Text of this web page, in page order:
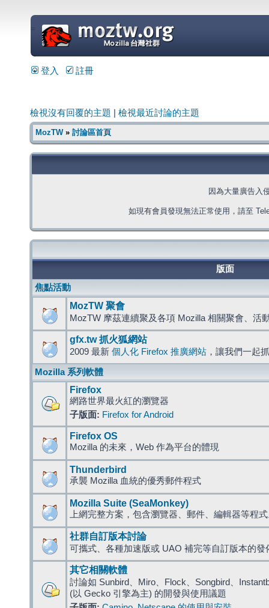
=
登入 註冊
檢視沒有回覆的主題 檢視最近討論的主題
MozTW» 討論區首頁
因為大量廣告入
如現有會員發現無法正常使用，請至
版面
焦點活動
MozTW 聚會
MozTW 摩茲連續聚及各項 Mozilla 相關聚會、活
gfx.tw 抓火狐網站
2009 最新 個人化 Firefox 推廣網站 ，讓我們一起
Mozilla 系列軟體
Firefox
網路世界最火紅的瀏覽器
子版面: Firefox for Android
Firefox OS
Mozilla 的未來，Web 作為平台的體現
Thunderbird
承襲 Mozilla 血統的優秀郵件程式
Mozilla Suite (SeaMonkey)
上網完整方案，包含瀏覽器、郵件、編輯器等程
社群自訂版本討論
可攜式、各種加速版或 UAO 補完等自訂版本的發
其它相關軟體
討論如 Sunbird、Miro、Flock、Songbird、
(以 Gecko 引擎為主) 的開發與使用議題